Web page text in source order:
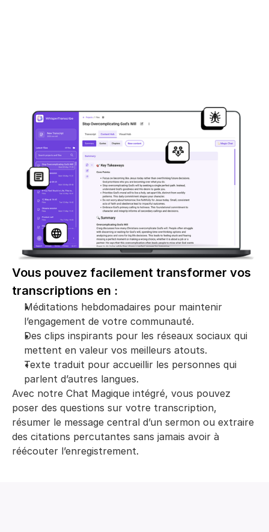
Vous pouvez facilement transformer vos
transcriptions en :
Méditations hebdomadaires pour maintenir
l’engagement de votre communauté.
Des clips inspirants pour les réseaux sociaux qui
mettent en valeur vos meilleurs atouts.
Texte traduit pour accueillir les personnes qui
parlent d’autres langues.
Avec notre Chat Magique intégré, vous pouvez
poser des questions sur votre transcription,
résumer le message central d’un sermon ou extraire
des citations percutantes sans jamais avoir à
réécouter l’enregistrement.